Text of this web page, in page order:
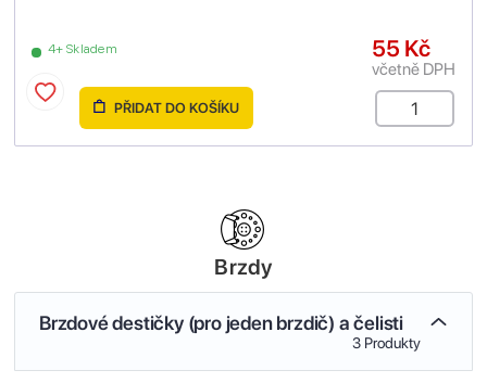
4+ Skladem 55 Kč
včetně DPH
PŘIDAT DO KOŠÍKU
Brzdy
Brzdové destičky (pro jeden brzdič) a čelisti
3 Produkty